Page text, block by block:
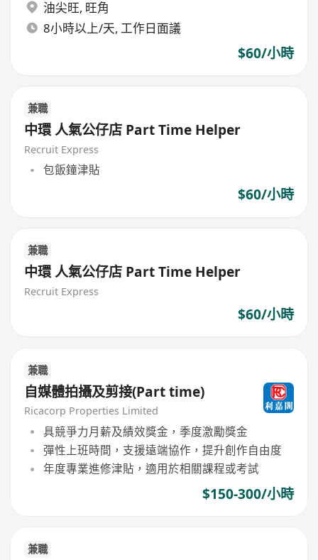
油尖旺, 旺角
8小時以上/天, 工作日面議
$60/小時
兼職
中環 人氣公仔店 Part Time Helper
Recruit Express
包飯鐘津貼
$60/小時
兼職
中環 人氣公仔店 Part Time Helper
Recruit Express
$60/小時
兼職
自媒體拍攝及剪接(Part time)
Ricacorp Properties Limited
具競爭力月薪及績效獎金，季度激勵獎金
彈性上班時間，支援遠端協作，提升創作自由度
年度專業進修津貼，適用於相關課程或考試
$150-300/小時
兼職